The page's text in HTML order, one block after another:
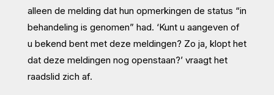
alleen de melding dat hun opmerkingen de status “in
behandeling is genomen” had. ‘Kunt u aangeven of
u bekend bent met deze meldingen? Zo ja, klopt het
dat deze meldingen nog openstaan?’ vraagt het
raadslid zich af.